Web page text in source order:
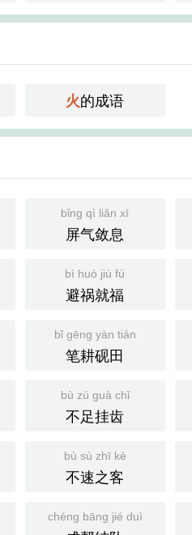
火的成语
bǐng qì liǎn xī
屏气敛息
bì huò jiù fú
避祸就福
bǐ gēng yàn tián
笔耕砚田
bù zú guà chǐ
不足挂齿
bù sù zhī kè
不速之客
chéng bāng jié duì